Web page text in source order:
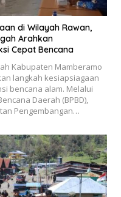
di Wilayah Rawan,
Arahkan
Cepat Bencana
Kabupaten Mamberamo
langkah kesiapsiagaan
bencana alam. Melalui
Daerah (BPBD),
Pengembangan…